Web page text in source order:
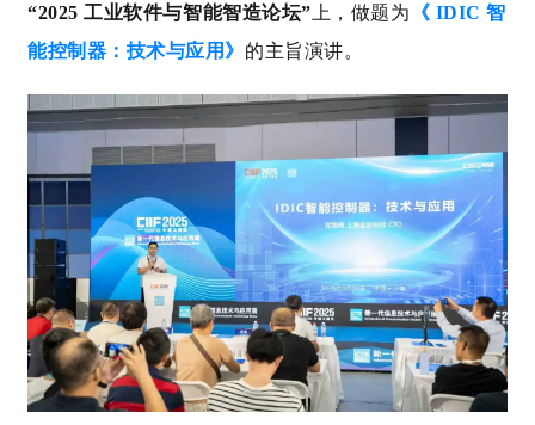
“2025 工业软件与智能智造论坛” 上，做题为 《 IDIC 智
能控制器：技术与应用》 的主旨演讲。